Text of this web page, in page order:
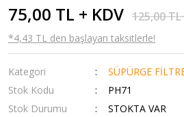
75,00 TL + KDV 125,00
*4,43 TL den başlayan taksitlerle!
Kategori
SÜPÜRGE
Stok Kodu
PH71
Stok Durumu
STOKTA VAR